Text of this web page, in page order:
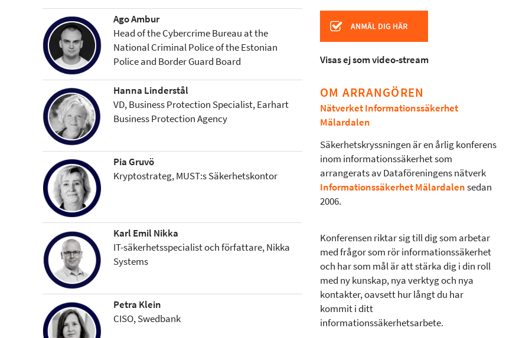
Ago Ambur
Head of the Cybercrime Bureau at the
National Criminal Police of the Estonian
Police and Border Guard Board
Hanna Linderstål
VD, Business Protection Specialist, Earhart
Business Protection Agency
Pia Gruvö
Kryptostrateg, MUST:s Säkerhetskontor
Karl Emil Nikka
IT-säkerhetsspecialist och författare, Nikka
Systems
Petra Klein
CISO, Swedbank
Visas ej som video-stream
OM ARRANGÖREN
Nätverket Informationssäkerhet
Mälardalen
Säkerhetskryssningen är en årlig konferens
inom informationssäkerhet som
arrangerats av Dataföreningens nätverk
Informationssäkerhet Mälardalensedan
2006.
Konferensen riktar sig till dig som arbetar
med frågor som rör informationssäkerhet
och har som mål är att stärka dig i din roll
med ny kunskap, nya verktyg och nya
kontakter, oavsett hur långt du har
kommit i ditt
informationssäkerhetsarbete.